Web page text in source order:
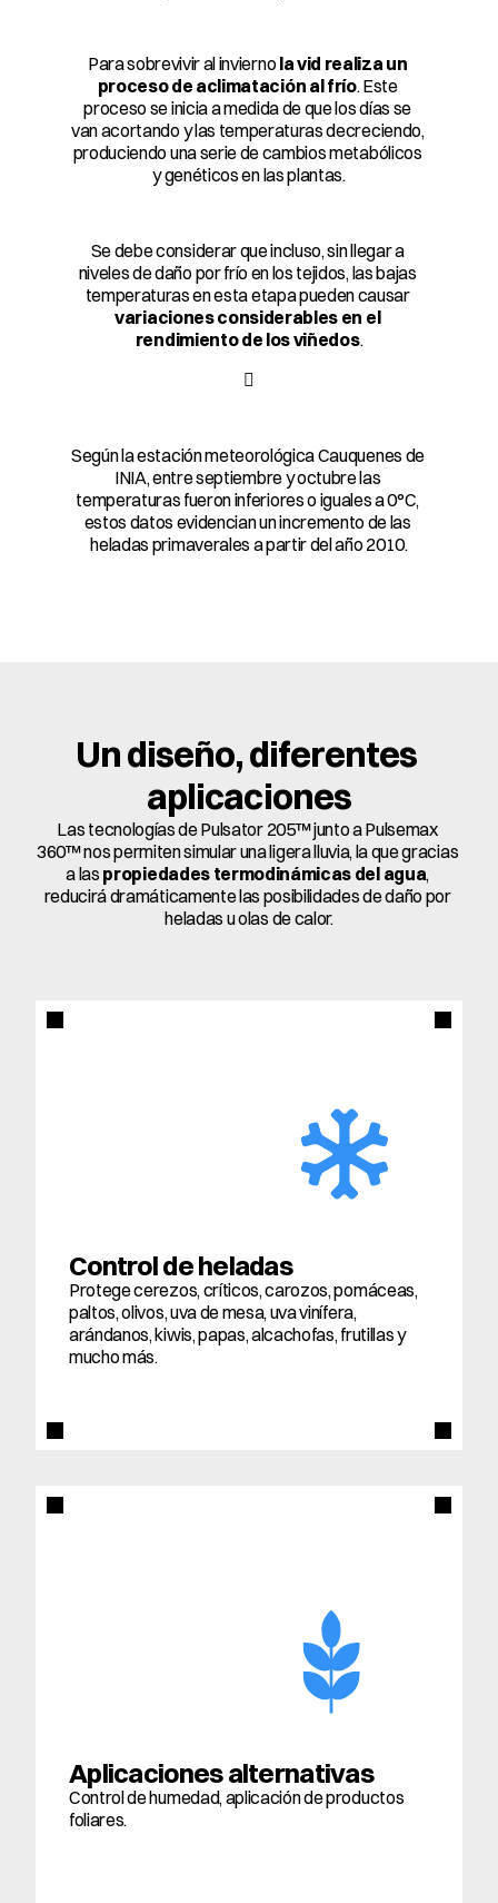
Para sobrevivir al invierno la vid realiza un
proceso de aclimatación al frío. Este
proceso se inicia a medida de que los días se
van acortando y las temperaturas decreciendo,
produciendo una serie de cambios metabólicos
y genéticos en las plantas.
Se debe considerar que incluso, sin llegar a
niveles de daño por frío en los tejidos, las bajas
temperaturas en esta etapa pueden causar
variaciones considerables en el
rendimiento de los viñedos.

Según la estación meteorológica Cauquenes de
INIA, entre septiembre y octubre las
temperaturas fueron inferiores o iguales a 0°C,
estos datos evidencian un incremento de las
heladas primaverales a partir del año 2010.
Un diseño, diferentes
aplicaciones
Las tecnologías de Pulsator 205™ junto a Pulsemax
360™ nos permiten simular una ligera lluvia, la que gracias
a las propiedades termodinámicas del agua,
reducirá dramáticamente las posibilidades de daño por
heladas u olas de calor.
Control de heladas
Protege cerezos, críticos, carozos, pomáceas,
paltos, olivos, uva de mesa, uva vinífera,
arándanos, kiwis, papas, alcachofas, frutillas y
mucho más.
Aplicaciones alternativas
Control de humedad, aplicación de productos
foliares.